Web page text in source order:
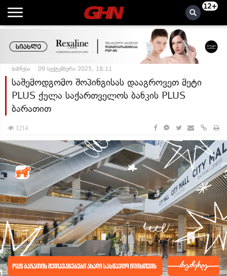
12+
ბიზნესი 09 სექტემბერი 2025, 18:11
საშემოდგომო შოპინგისას დააგროვეთ მეტი
PLUS ქულა საქართველოს ბანკის PLUS
ბარათით
1214